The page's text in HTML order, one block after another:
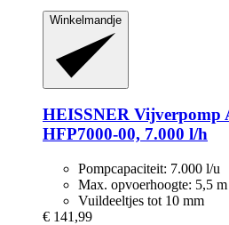
Winkelmandje
HEISSNER Vijverpomp
HFP7000-​00, 7.000 l/h
Pompcapaciteit: 7.000 l/u
Max. opvoerhoogte: 5,5 m
Vuildeeltjes tot 10 mm
€ 141,99